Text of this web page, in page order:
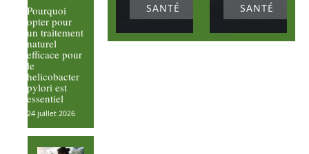
Pourquoi
opter pour
un traitement
naturel
efficace pour
le
helicobacter
pylori est
essentiel
24 juillet 2026
SANTÉ SANTÉ